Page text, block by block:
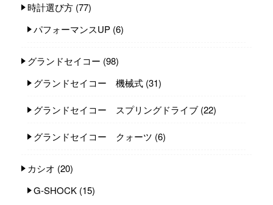
時計選び方 (77)
パフォーマンスUP (6)
グランドセイコー (98)
グランドセイコー 機械式 (31)
グランドセイコー スプリングドライブ (22)
グランドセイコー クォーツ (6)
カシオ (20)
G-SHOCK (15)